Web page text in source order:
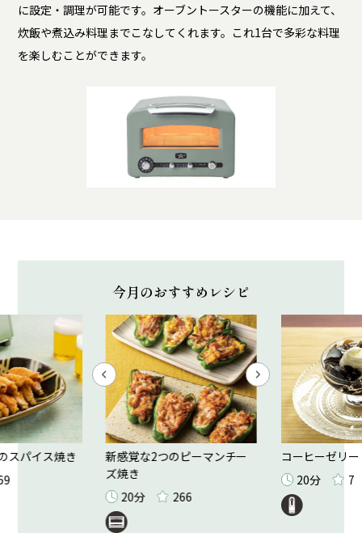
に設定・調理が可能です。オーブントースターの機能に加えて、
炊飯や煮込み料理までこなしてくれます。これ1台で多彩な料理
を楽しむことができます。
今月のおすすめレシピ
スパイス焼き
新感覚な2つのピーマンチー
ズ焼き
20分
266
コーヒーゼリー
20分
7